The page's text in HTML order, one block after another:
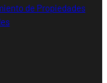
de Propiedades